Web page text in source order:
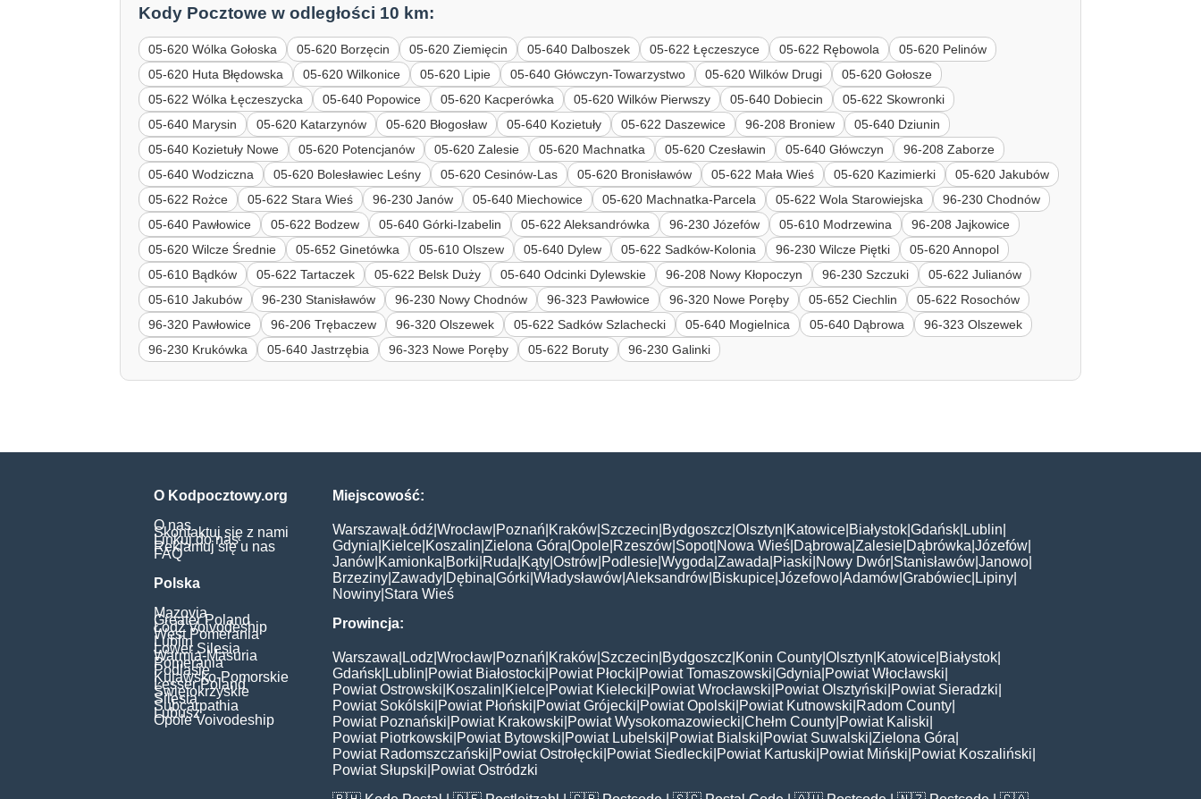
Kody Pocztowe w odległości 10 km:
05-620 Wólka Gołoska 05-620 Borzęcin 05-620 Ziemięcin 05-640 Dalboszek 05-622 Łęczeszyce 05-622 Rębowola
05-620 Pelinów
05-620 Huta Błędowska
05-620 Wilkonice 05-620 Lipie 05-640 Główczyn-Towarzystwo 05-620 Wilków Drugi
05-620 Gołosze
05-622 Wólka Łęczeszycka
05-640 Popowice 05-620 Kacperówka 05-620 Wilków Pierwszy 05-640 Dobiecin
05-622 Skowronki
05-640 Marysin
05-620 Katarzynów 05-620 Błogosław 05-640 Kozietuły 05-622 Daszewice 96-208 Broniew
05-640 Dziunin
05-640 Kozietuły Nowe
05-620 Potencjanów 05-620 Zalesie 05-620 Machnatka 05-620 Czesławin 05-640 Główczyn
96-208 Zaborze
05-640 Wodziczna
05-620 Bolesławiec Leśny 05-620 Cesinów-Las 05-620 Bronisławów 05-622 Mała Wieś 05-620 Kazimierki
05-620 Jakubów
05-622 Rożce
05-622 Stara Wieś 96-230 Janów 05-640 Miechowice 05-620 Machnatka-Parcela 05-622 Wola Starowiejska
96-230 Chodnów
05-640 Pawłowice
05-622 Bodzew 05-640 Górki-Izabelin 05-622 Aleksandrówka 96-230 Józefów 05-610 Modrzewina
96-208 Jajkowice
05-620 Wilcze Średnie
05-652 Ginetówka 05-610 Olszew 05-640 Dylew 05-622 Sadków-Kolonia 96-230 Wilcze Piętki
05-620 Annopol
05-610 Bądków
05-622 Tartaczek 05-622 Belsk Duży 05-640 Odcinki Dylewskie 96-208 Nowy Kłopoczyn 96-230 Szczuki
05-622 Julianów
05-610 Jakubów
96-230 Stanisławów 96-230 Nowy Chodnów 96-323 Pawłowice 96-320 Nowe Poręby 05-652 Ciechlin
05-622 Rosochów
96-320 Pawłowice
96-206 Trębaczew 96-320 Olszewek 05-622 Sadków Szlachecki 05-640 Mogielnica 05-640 Dąbrowa
96-323 Olszewek
96-230 Krukówka
05-640 Jastrzębia 96-323 Nowe Poręby 05-622 Boruty 96-230 Galinki
O Kodpocztowy.org
O nas
Skontaktuj się z nami
Linkuj do nas
Reklamuj się u nas
FAQ
Polska
Mazovia
Greater Poland
Łódź Voivodeship
West Pomerania
Lublin
Lower Silesia
Warmia-Masuria
Pomerania
Podlasie
Kujawsko-Pomorskie
Lesser Poland
Świętokrzyskie
Silesia
Subcarpathia
Lubusz
Opole Voivodeship
Miejscowość:
Warszawa Łódź Wrocław Poznań Kraków Szczecin Bydgoszcz Olsztyn Katowice Białystok Gdańsk Lublin
Gdynia Kielce Koszalin Zielona Góra Opole Rzeszów Sopot| Nowa Wieś Dąbrowa Zalesie Dąbrówka Józefów
Janów Kamionka Borki Ruda Kąty Ostrów Podlesie Wygoda Zawada Piaski Nowy Dwór Stanisławów Janowo
Brzeziny Zawady Dębina Górki Władysławów Aleksandrów Biskupice Józefowo Adamów Grabówiec Lipiny
Nowiny Stara Wieś
Prowincja:
Warszawa Lodz Wrocław Poznań Kraków Szczecin Bydgoszcz Konin County Olsztyn Katowice Białystok
Gdańsk Lublin Powiat Białostocki Powiat Płocki Powiat Tomaszowski Gdynia Powiat Włocławski
Powiat Ostrowski Koszalin Kielce Powiat Kielecki Powiat Wrocławski Powiat Olsztyński Powiat Sieradzki
Powiat Sokólski Powiat Płoński Powiat Grójecki Powiat Opolski Powiat Kutnowski Radom County
Powiat Poznański Powiat Krakowski Powiat Wysokomazowiecki Chełm County Powiat Kaliski
Powiat Piotrkowski Powiat Bytowski Powiat Lubelski Powiat Bialski Powiat Suwalski Zielona Góra
Powiat Radomszczański Powiat Ostrołęcki Powiat Siedlecki Powiat Kartuski Powiat Miński Powiat Koszaliński
Powiat Słupski Powiat Ostródzki